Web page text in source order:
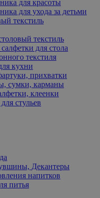
для красоты
для ухода за детьми
текстиль
текстиль
для стола
текстиля
кухни
прихватки
сумки, карманы
клеенки
стульев
Декантеры
напитков
питья